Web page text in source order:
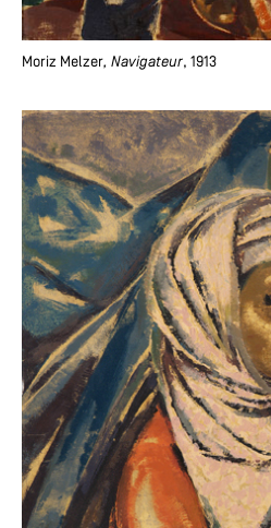
Moriz Melzer, Navigateur, 1913